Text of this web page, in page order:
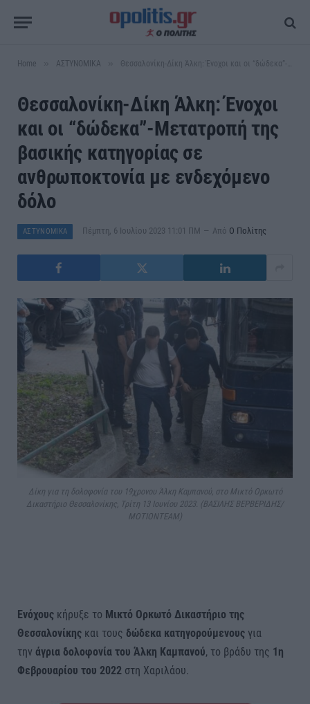
Home ΑΣΤΥΝΟΜΙΚΑ Θεσσαλονίκη-Δίκη Άλκη: Ένοχοι και οι “δώδεκα”-Μετατροπή της βασικής κατηγορίας σε ανθρωποκτονία με ενδεχόμενο δόλο
Θεσσαλονίκη-Δίκη Άλκη: Ένοχοι
και οι “δώδεκα”-Μετατροπή της
βασικής κατηγορίας σε
ανθρωποκτονία με ενδεχόμενο
δόλο
ΑΣΤΥΝΟΜΙΚΑ Πέμπτη, 6 Ιουλίου 2023 11:01 ΠΜ Από Ο Πολίτης
Δίκη για τη δολοφονία του 19χρονου Άλκη Καμπανού, στο Μικτό Ορκωτό
Δικαστήριο Θεσσαλονίκης, Τρίτη 13 Ιουνίου 2023. (ΒΑΣΙΛΗΣ ΒΕΡΒΕΡΙΔΗΣ/
ΜΟΤΙΟΝΤΕΑΜ)
Ενόχους κήρυξε το Μικτό Ορκωτό Δικαστήριο της
Θεσσαλονίκης και τους δώδεκα κατηγορούμενους για
την άγρια δολοφονία του Άλκη Καμπανού, το βράδυ της 1η
Φεβρουαρίου του 2022 στη Χαριλάου.